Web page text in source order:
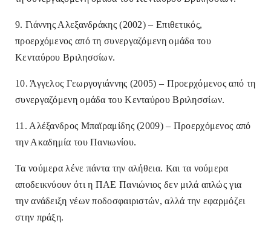
9. Γιάννης Αλεξανδράκης (2002) – Επιθετικός,
προερχόμενος από τη συνεργαζόμενη ομάδα του
Κενταύρου Βριλησσίων.
10. Άγγελος Γεωργογιάννης (2005) – Προερχόμενος από τη
συνεργαζόμενη ομάδα του Κενταύρου Βριλησσίων.
11. Αλέξανδρος Μπαϊραμίδης (2009) – Προερχόμενος από
την Ακαδημία του Πανιωνίου.
Τα νούμερα λένε πάντα την αλήθεια. Και τα νούμερα
αποδεικνύουν ότι η ΠΑΕ Πανιώνιος δεν μιλά απλώς για
την ανάδειξη νέων ποδοσφαιριστών, αλλά την εφαρμόζει
στην πράξη.